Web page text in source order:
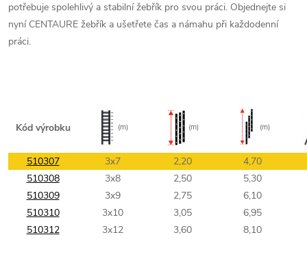
potřebuje spolehlivý a stabilní žebřík pro svou práci. Objednejte si
nyní CENTAURE žebřík a ušetřete čas a námahu při každodenní
práci.
Kód výrobku (m) (m) (m)
510307 3x7 2,20
4,70
510308
3x8 2,50
5,30
510309
3x9 2,75
6,10
510310
3x10 3,05
6,95
510312
3x12 3,60 8,10